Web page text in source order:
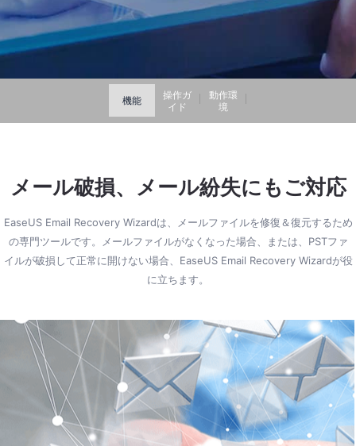
機能
操作ガ
イド
動作環
境
メール破損、メール紛失にもご対応
EaseUS Email Recovery Wizardは、メールファイルを修復＆復元するため
の専門ツールです。メールファイルがなくなった場合、または、PSTファ
イルが破損して正常に開けない場合、EaseUS Email Recovery Wizardが役
に立ちます。